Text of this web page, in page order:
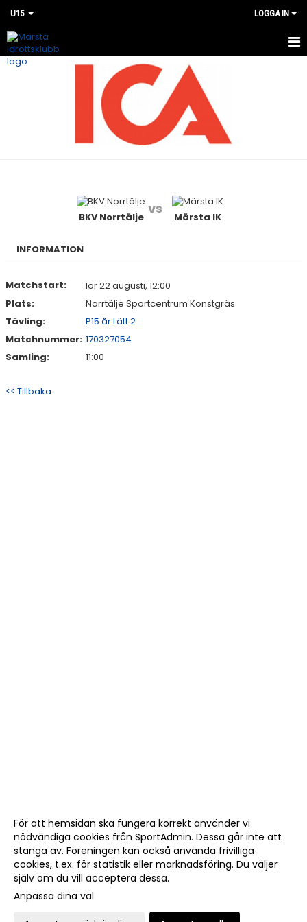
U15 LOGGA IN
HEM
KONTAKT
BKV Norrtälje
vs
Märsta IK
INFORMATION
Matchstart:
lör 22 augusti, 12:00
Plats:
Norrtälje Sportcentrum Konstgräs
Tävling:
P15 år Lätt 2
Matchnummer: 170327054
Samling:
11:00
<< Tillbaka
För att hemsidan ska fungera korrekt använder vi
nödvändiga cookies från SportAdmin. Dessa går inte att
stänga av. Föreningen kan också använda frivilliga
cookies, t.ex. för statistik eller marknadsföring. Du väljer
själv om du vill acceptera dessa.
Anpassa dina val